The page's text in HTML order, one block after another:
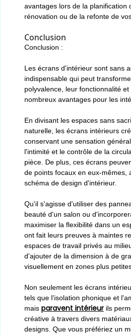
avantages lors de la planification
rénovation ou de la refonte de
Conclusion
Conclusion :
Les écrans d'intérieur sont sans
indispensable qui peut
polyvalence, leur fonctionnalité
nombreux avantages pour les
En divisant les espaces sans
naturelle, les écrans intérieurs
conservant une sensation
l'intimité et le contrôle de la
pièce. De plus, ces écrans
de points focaux en eux-mêmes,
schéma de design d'intérieur.
Qu'il s'agisse d'utiliser des
beauté d'un salon ou
maximiser la flexibilité dans un
ont fait leurs preuves à maintes
espaces de travail privés au
d'ajouter de la dimension à de
visuellement en zones plus
Non seulement les écrans
tels que l'isolation phonique et
mais paravent intérieurils
créative à travers divers
designs. Que vous préfériez un